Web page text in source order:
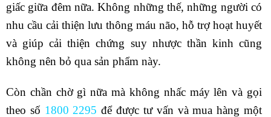
giấc giữa đêm nữa. Không những thế, những người có
nhu cầu cải thiện lưu thông máu não, hỗ trợ hoạt huyết
và giúp cải thiện chứng suy nhược thần kinh cũng
không nên bỏ qua sản phẩm này.
Còn chần chờ gì nữa mà không nhấc máy lên và gọi
theo số 1800 2295 để được tư vấn và mua hàng một